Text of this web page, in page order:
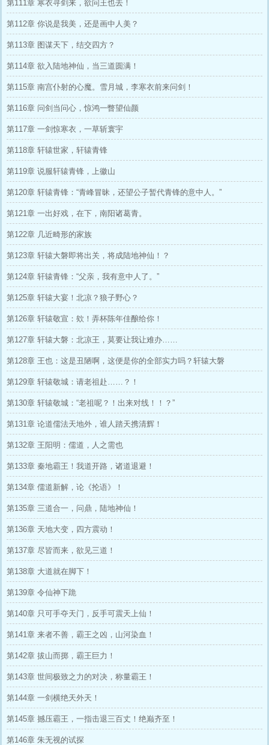
第111章 寒衣寻剑来，欲问王也去！
第112章 你说是我美，还是画中人美？
第113章 图谋天下，结交四方？
第114章 欲入陆地神仙，当三道圆满！
第115章 南宫仆射的心魔。雪月城，李寒衣前来问剑！
第116章 问剑当问心，惊鸿一瞥望仙颜
第117章 一剑惊寒衣，一草斩寰宇
第118章 轩辕世家，轩辕青锋
第119章 说服轩辕青锋，上徽山
第120章 轩辕青锋：“青峰冒昧，还望公子暂代青锋的意中人。”
第121章 一出好戏，在下，南阳诸葛青。
第122章 几近畸形的家族
第123章 轩辕大磐即将出关，将成陆地神仙！？
第124章 轩辕青锋：“父亲，我有意中人了。”
第125章 轩辕大宴！北凉？狼子野心？
第126章 轩辕敬宣：欸！弄杯陈年佳酿给你！
第127章 轩辕大磐：北凉王，莫要让我让难办……
第128章 王也：这是丑陋啊，这便是你的全部实力吗？轩辕大磐
第129章 轩辕敬城：请老祖赴……？！
第130章 轩辕敬城：“老祖呢？！出来对线！！？”
第131章 论道儒法天地外，谁人踏天携清辉！
第132章 王阳明：儒道，人之需也
第133章 秦地霸王！我道开路，诸道退避！
第134章 儒道新解，论《抡语》！
第135章 三道合一，问鼎，陆地神仙！
第136章 天地大变，四方震动！
第137章 尽皆而来，欲见三道！
第138章 大道就在脚下！
第139章 令仙神下跪
第140章 只可手夺天门，反手可震天上仙！
第141章 来者不善，霸王之凶，山河染血！
第142章 拔山而掷，霸王巨力！
第143章 世间极致之力的对决，称量霸王！
第144章 一剑横绝天外天！
第145章 撼压霸王，一指击退三百丈！绝巅齐至！
第146章 朱无视的试探